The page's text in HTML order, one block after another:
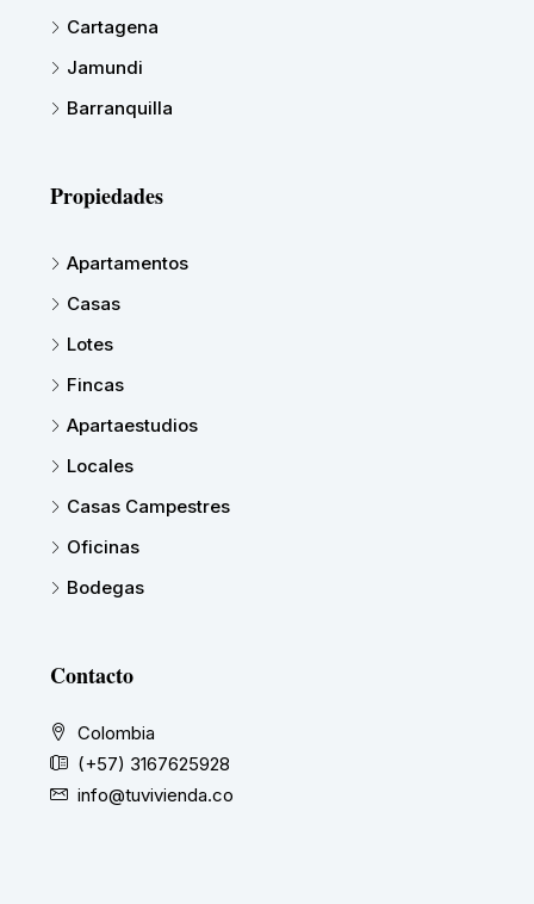
Cartagena
Jamundi
Barranquilla
Propiedades
Apartamentos
Casas
Lotes
Fincas
Apartaestudios
Locales
Casas Campestres
Oficinas
Bodegas
Contacto
Colombia
(+57) 3167625928
info@tuvivienda.co